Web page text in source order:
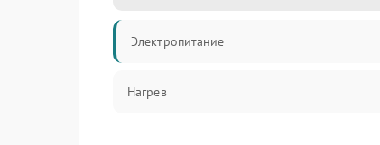
Электропитание
Нагрев